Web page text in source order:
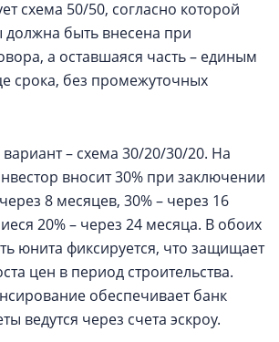
схема 50/50, согласно которой
быть внесена при
а оставшаяся часть – единым
срока, без промежуточных
– схема 30/20/30/20. На
вносит 30% при заключении
8 месяцев, 30% – через 16
20% – через 24 месяца. В обоих
юнита фиксируется, что защищает
цен в период строительства.
обеспечивает банк
ведутся через счета эскроу.